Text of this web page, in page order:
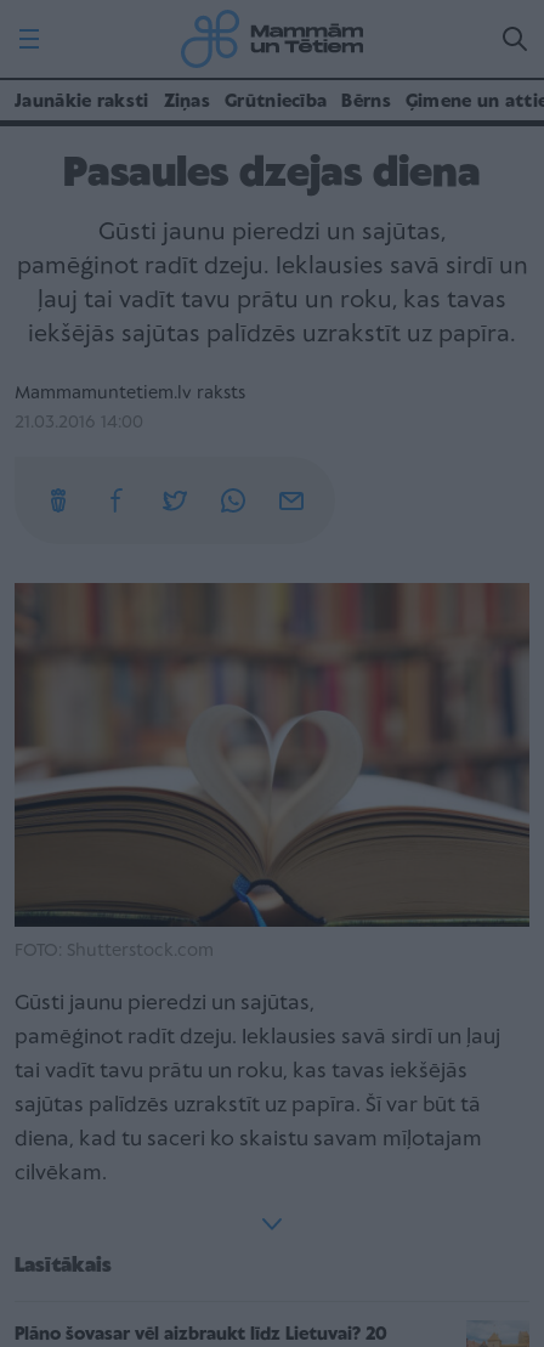
Jaunākie raksti Ziņas Grūtniecība Bērns Ģimene un
Pasaules dzejas diena
Gūsti jaunu pieredzi un sajūtas,
pamēģinot radīt dzeju. Ieklausies savā sirdī un
ļauj tai vadīt tavu prātu un roku, kas tavas
iekšējās sajūtas palīdzēs uzrakstīt uz papīra.
Mammamuntetiem.lv raksts
21.03.2016 14:00
FOTO: Shutterstock.com
Gūsti jaunu pieredzi un sajūtas,
pamēģinot radīt dzeju. Ieklausies savā sirdī un ļauj
tai vadīt tavu prātu un roku, kas tavas iekšējās
sajūtas palīdzēs uzrakstīt uz papīra. Šī var būt tā
diena, kad tu saceri ko skaistu savam mīļotajam
cilvēkam.
Lasītākais
Plāno šovasar vēl aizbraukt līdz Lietuvai? 20